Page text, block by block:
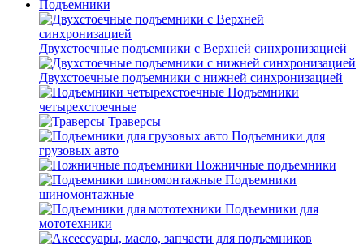
Подъемники
Двухстоечные подъемники с Верхней синхронизацией
Двухстоечные подъемники с нижней синхронизацией
Подъемники
четырехстоечные
Траверсы
Подъемники для
грузовых авто
Ножничные подъемники
Подъемники
шиномонтажные
Подъемники для
мототехники